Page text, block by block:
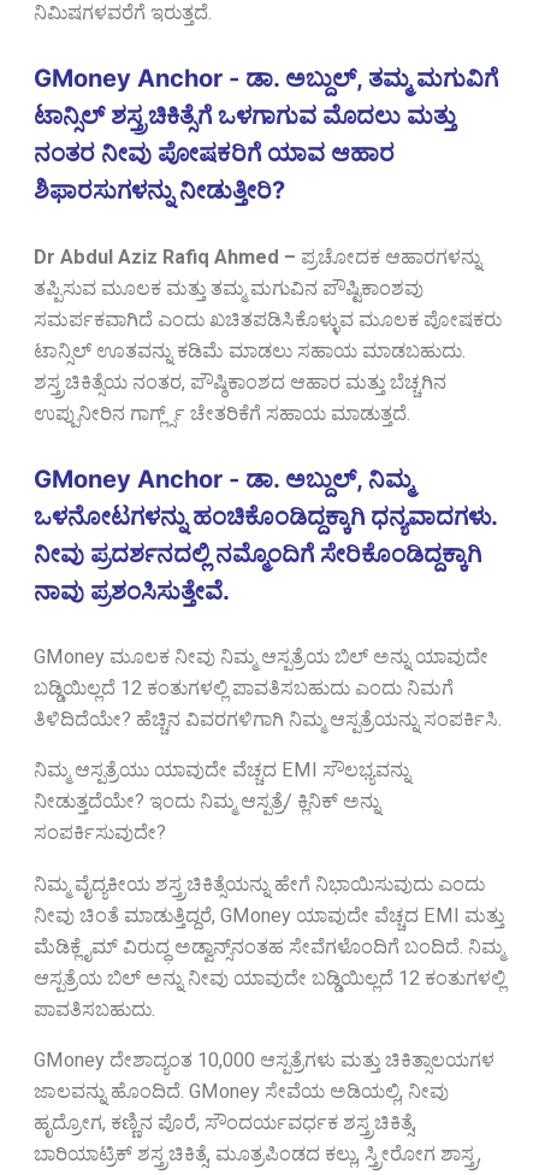
ನಿಮಿಷಗಳವರೆಗೆ ಇರುತ್ತದೆ.
GMoney Anchor - ಡಾ. ಅಬ್ದುಲ್, ತಮ್ಮ ಮಗುವಿಗೆ
ಟಾನ್ಸಿಲ್ ಶಸ್ತ್ರಚಿಕಿತ್ಸೆಗೆ ಒಳಗಾಗುವ ಮೊದಲು ಮತ್ತು
ನಂತರ ನೀವು ಪೋಷಕರಿಗೆ ಯಾವ ಆಹಾರ
ಶಿಫಾರಸುಗಳನ್ನು ನೀಡುತ್ತೀರಿ?
Dr Abdul Aziz Rafiq Ahmed – ಪ್ರಚೋದಕ ಆಹಾರಗಳನ್ನು
ತಪ್ಪಿಸುವ ಮೂಲಕ ಮತ್ತು ತಮ್ಮ ಮಗುವಿನ ಪೌಷ್ಟಿಕಾಂಶವು
ಸಮರ್ಪಕವಾಗಿದೆ ಎಂದು ಖಚಿತಪಡಿಸಿಕೊಳ್ಳುವ ಮೂಲಕ ಪೋಷಕರು
ಟಾನ್ಸಿಲ್ ಊತವನ್ನು ಕಡಿಮೆ ಮಾಡಲು ಸಹಾಯ ಮಾಡಬಹುದು.
ಶಸ್ತ್ರಚಿಕಿತ್ಸೆಯ ನಂತರ, ಪೌಷ್ಠಿಕಾಂಶದ ಆಹಾರ ಮತ್ತು ಬೆಚ್ಚಗಿನ
ಉಪ್ಪುನೀರಿನ ಗಾರ್ಗ್ಲ್ಸ್ ಚೇತರಿಕೆಗೆ ಸಹಾಯ ಮಾಡುತ್ತದೆ.
GMoney Anchor - ಡಾ. ಅಬ್ದುಲ್, ನಿಮ್ಮ
ಒಳನೋಟಗಳನ್ನು ಹಂಚಿಕೊಂಡಿದ್ದಕ್ಕಾಗಿ ಧನ್ಯವಾದಗಳು.
ನೀವು ಪ್ರದರ್ಶನದಲ್ಲಿ ನಮ್ಮೊಂದಿಗೆ ಸೇರಿಕೊಂಡಿದ್ದಕ್ಕಾಗಿ
ನಾವು ಪ್ರಶಂಸಿಸುತ್ತೇವೆ.
GMoney ಮೂಲಕ ನೀವು ನಿಮ್ಮ ಆಸ್ಪತ್ರೆಯ ಬಿಲ್ ಅನ್ನು ಯಾವುದೇ
ಬಡ್ಡಿಯಿಲ್ಲದೆ 12 ಕಂತುಗಳಲ್ಲಿ ಪಾವತಿಸಬಹುದು ಎಂದು ನಿಮಗೆ
ತಿಳಿದಿದೆಯೇ? ಹೆಚ್ಚಿನ ವಿವರಗಳಿಗಾಗಿ ನಿಮ್ಮ ಆಸ್ಪತ್ರೆಯನ್ನು ಸಂಪರ್ಕಿಸಿ.
ನಿಮ್ಮ ಆಸ್ಪತ್ರೆಯು ಯಾವುದೇ ವೆಚ್ಚದ EMI ಸೌಲಭ್ಯವನ್ನು
ನೀಡುತ್ತದೆಯೇ? ಇಂದು ನಿಮ್ಮ ಆಸ್ಪತ್ರೆ/ ಕ್ಲಿನಿಕ್ ಅನ್ನು
ಸಂಪರ್ಕಿಸುವುದೇ?
ನಿಮ್ಮ ವೈದ್ಯಕೀಯ ಶಸ್ತ್ರಚಿಕಿತ್ಸೆಯನ್ನು ಹೇಗೆ ನಿಭಾಯಿಸುವುದು ಎಂದು
ನೀವು ಚಿಂತೆ ಮಾಡುತ್ತಿದ್ದರೆ, GMoney ಯಾವುದೇ ವೆಚ್ಚದ EMI ಮತ್ತು
ಮೆಡಿಕ್ಲೈಮ್ ವಿರುದ್ಧ ಅಡ್ವಾನ್ಸ್‌ನಂತಹ ಸೇವೆಗಳೊಂದಿಗೆ ಬಂದಿದೆ. ನಿಮ್ಮ
ಆಸ್ಪತ್ರೆಯ ಬಿಲ್ ಅನ್ನು ನೀವು ಯಾವುದೇ ಬಡ್ಡಿಯಿಲ್ಲದೆ 12 ಕಂತುಗಳಲ್ಲಿ
ಪಾವತಿಸಬಹುದು.
GMoney ದೇಶಾದ್ಯಂತ 10,000 ಆಸ್ಪತ್ರೆಗಳು ಮತ್ತು ಚಿಕಿತ್ಸಾಲಯಗಳ
ಜಾಲವನ್ನು ಹೊಂದಿದೆ. GMoney ಸೇವೆಯ ಅಡಿಯಲ್ಲಿ, ನೀವು
ಹೃದ್ರೋಗ, ಕಣ್ಣಿನ ಪೊರೆ, ಸೌಂದರ್ಯವರ್ಧಕ ಶಸ್ತ್ರಚಿಕಿತ್ಸೆ,
ಬಾರಿಯಾಟ್ರಿಕ್ ಶಸ್ತ್ರಚಿಕಿತ್ಸೆ, ಮೂತ್ರಪಿಂಡದ ಕಲ್ಲು, ಸ್ತ್ರೀರೋಗ ಶಾಸ್ತ್ರ,